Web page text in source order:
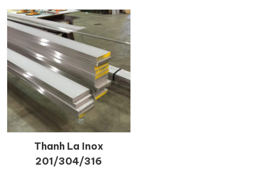
CHI TIẾT
Thanh La Inox
201/304/316